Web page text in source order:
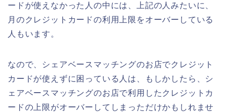
ードが使えなかった人の中には、上記の人みたいに、
月のクレジットカードの利用上限をオーバーしている
人もいます。
なので、シェアベースマッチングのお店でクレジット
カードが使えずに困っている人は、もしかしたら、シ
ェアベースマッチングのお店で利用したクレジットカ
ードの上限がオーバーしてしまっただけかもしれませ